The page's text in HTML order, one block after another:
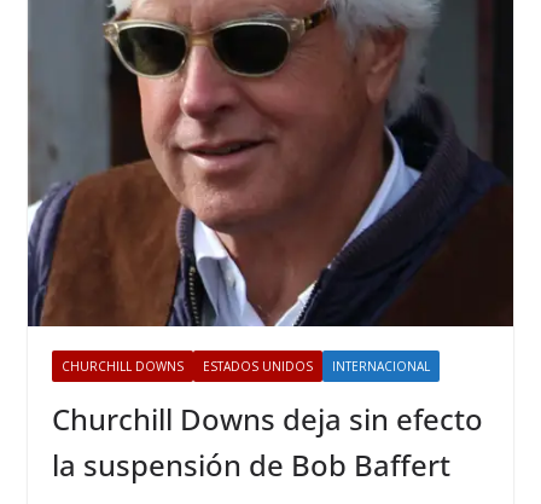
CHURCHILL DOWNS ESTADOS UNIDOS INTERNACIONAL
Churchill Downs deja sin efecto
la suspensión de Bob Baffert